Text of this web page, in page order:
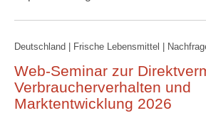
Deutschland | Frische Lebensmittel |
Web-Seminar zur
Verbraucherverhalten und
Marktentwicklung 2026